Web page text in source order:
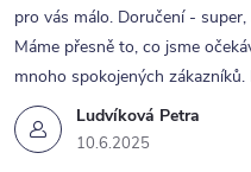
Ludvíková Petra
10.6.2025
pro vás málo. Doručení -
Máme přesně to, co jsme
mnoho spokojených zákazníků.